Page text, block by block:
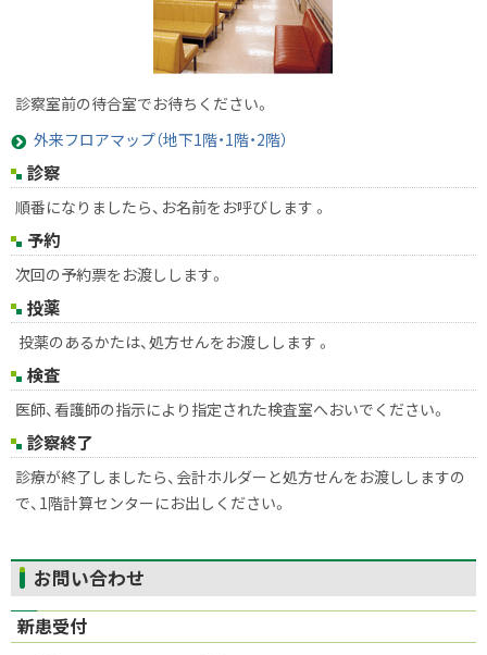
診察室前の待合室でお待ちください。
外来フロアマップ（地下1階・1階・2階）
診察
順番になりましたら、お名前をお呼びします 。
予約
次回の予約票をお渡しします。
投薬
投薬のあるかたは、処方せんをお渡しします 。
検査
医師、看護師の指示により指定された検査室へおいでください。
診察終了
診療が終了しましたら、会計ホルダーと処方せんをお渡ししますの
で、1階計算センターにお出しください。
ト
ッ
プ
お問い合わせ
新患受付